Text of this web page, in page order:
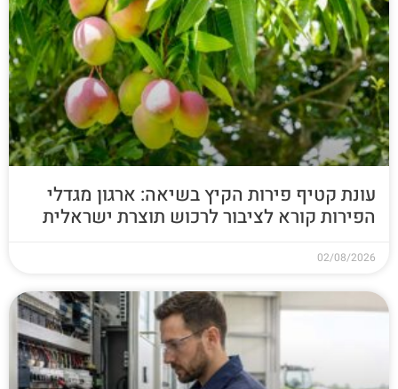
עונת קטיף פירות הקיץ בשיאה: ארגון מגדלי
הפירות קורא לציבור לרכוש תוצרת ישראלית
02/08/2026